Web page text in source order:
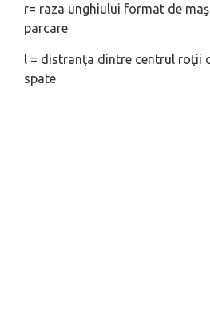
r= raza unghiului format de
parcare
l = distranţa dintre centrul roţii
spate